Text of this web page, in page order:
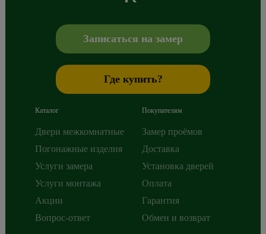
+7 800 765 43 42,mail@alberodoors.com
Записаться на замер
Где купить?
Каталог
Двери межкомнатные
Погонажные изделия
Услуги замера
Услуги монтажа
Акции
Вопрос-ответ
Покупателям
Замер проёмов
Доставка
Установка дверей
Оплата
Гарантия
Обмен и возврат